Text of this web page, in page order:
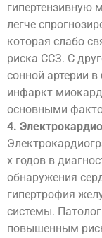
гипертензивную
легче
которая слабо
риска ССЗ. С
сонной артерии
инфаркт
основными
4.
х годов в
обнаружения
гипертрофия
системы.
повышенным